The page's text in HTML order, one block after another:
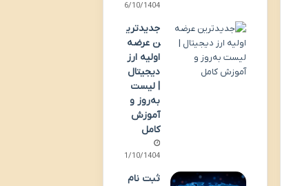
06/10/1404
جدیدتری
ن عرضه
اولیه ارز
دیجیتال
| لیست
به‌روز و
آموزش
کامل
01/10/1404
ثبت نام